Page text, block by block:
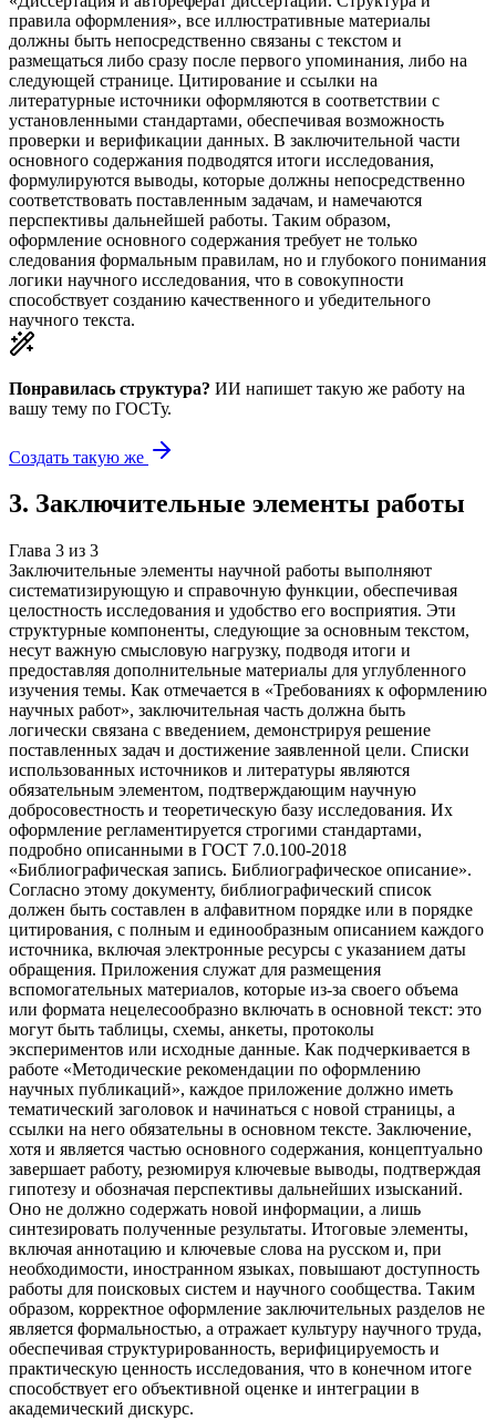
правила оформления», все иллюстративные материалы
должны быть непосредственно связаны с текстом и
размещаться либо сразу после первого упоминания, либо на
следующей странице. Цитирование и ссылки на
литературные источники оформляются в соответствии с
установленными стандартами, обеспечивая возможность
проверки и верификации данных. В заключительной части
основного содержания подводятся итоги исследования,
формулируются выводы, которые должны непосредственно
соответствовать поставленным задачам, и намечаются
перспективы дальнейшей работы. Таким образом,
оформление основного содержания требует не только
следования формальным правилам, но и глубокого понимания
логики научного исследования, что в совокупности
способствует созданию качественного и убедительного
научного текста.
Понравилась структура? ИИ напишет такую же работу на
вашу тему по ГОСТу.
Создать такую же
3. Заключительные элементы работы
Глава 3 из 3
Заключительные элементы научной работы выполняют
систематизирующую и справочную функции, обеспечивая
целостность исследования и удобство его восприятия. Эти
структурные компоненты, следующие за основным текстом,
несут важную смысловую нагрузку, подводя итоги и
предоставляя дополнительные материалы для углубленного
изучения темы. Как отмечается в «Требованиях к оформлению
научных работ», заключительная часть должна быть
логически связана с введением, демонстрируя решение
поставленных задач и достижение заявленной цели. Списки
использованных источников и литературы являются
обязательным элементом, подтверждающим научную
добросовестность и теоретическую базу исследования. Их
оформление регламентируется строгими стандартами,
подробно описанными в ГОСТ 7.0.100-2018
«Библиографическая запись. Библиографическое описание».
Согласно этому документу, библиографический список
должен быть составлен в алфавитном порядке или в порядке
цитирования, с полным и единообразным описанием каждого
источника, включая электронные ресурсы с указанием даты
обращения. Приложения служат для размещения
вспомогательных материалов, которые из-за своего объема
или формата нецелесообразно включать в основной текст: это
могут быть таблицы, схемы, анкеты, протоколы
экспериментов или исходные данные. Как подчеркивается в
работе «Методические рекомендации по оформлению
научных публикаций», каждое приложение должно иметь
тематический заголовок и начинаться с новой страницы, а
ссылки на него обязательны в основном тексте. Заключение,
хотя и является частью основного содержания, концептуально
завершает работу, резюмируя ключевые выводы, подтверждая
гипотезу и обозначая перспективы дальнейших изысканий.
Оно не должно содержать новой информации, а лишь
синтезировать полученные результаты. Итоговые элементы,
включая аннотацию и ключевые слова на русском и, при
необходимости, иностранном языках, повышают доступность
работы для поисковых систем и научного сообщества. Таким
образом, корректное оформление заключительных разделов не
является формальностью, а отражает культуру научного труда,
обеспечивая структурированность, верифицируемость и
практическую ценность исследования, что в конечном итоге
способствует его объективной оценке и интеграции в
академический дискурс.